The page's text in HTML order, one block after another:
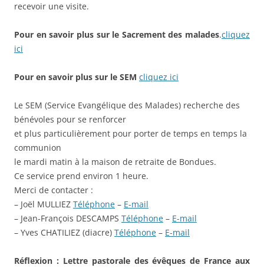
recevoir une visite.
Pour en savoir plus sur le Sacrement des malades.cliquez
ici
Pour en savoir plus sur le SEM cliquez ici
Le SEM (Service Evangélique des Malades) recherche des
bénévoles pour se renforcer
et plus particulièrement pour porter de temps en temps la
communion
le mardi matin à la maison de retraite de Bondues.
Ce service prend environ 1 heure.
Merci de contacter :
– Joël MULLIEZ Téléphone – E-mail
– Jean-François DESCAMPS Téléphone – E-mail
– Yves CHATILIEZ (diacre) Téléphone – E-mail
Réflexion : Lettre pastorale des évêques de France aux